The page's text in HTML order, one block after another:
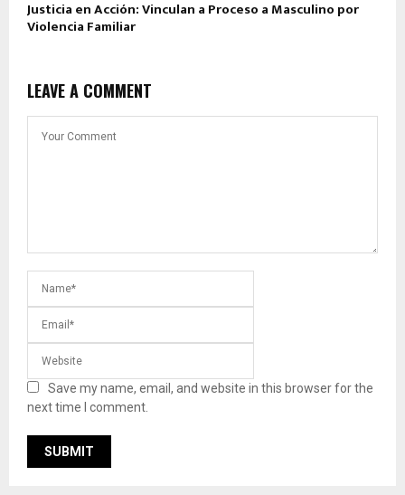
Justicia en Acción: Vinculan a Proceso a Masculino por
Violencia Familiar
LEAVE A COMMENT
Save my name, email, and website in this browser for the
next time I comment.